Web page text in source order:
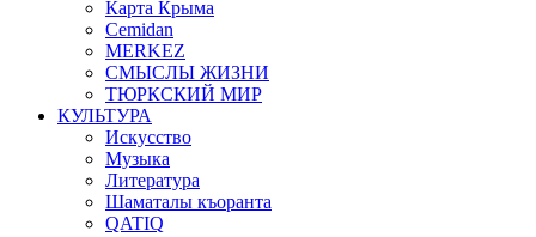
Карта Крыма
Cemidan
МERKEZ
СМЫСЛЫ ЖИЗНИ
ТЮРКСКИЙ МИР
КУЛЬТУРА
Искусство
Музыка
Литература
Шаматалы къоранта
QATIQ